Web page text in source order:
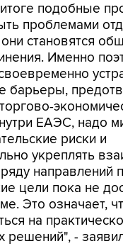
подобные
проблемами
они становятся
Именно
барьеры,
ЕАЭС, надо
риски и
укреплять
направлений
цели пока не
Это означает,
на
решений", -